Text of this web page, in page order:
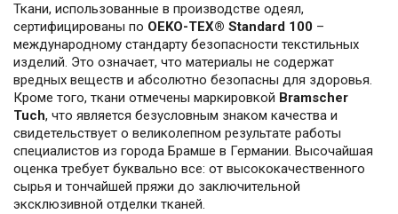
Ткани, использованные в производстве одеял,
сертифицированы по OEKO-TEX® Standard 100 –
международному стандарту безопасности текстильных
изделий. Это означает, что материалы не содержат
вредных веществ и абсолютно безопасны для здоровья.
Кроме того, ткани отмечены маркировкой Bramscher
Tuch, что является безусловным знаком качества и
свидетельствует о великолепном результате работы
специалистов из города Брамше в Германии. Высочайшая
оценка требует буквально все: от высококачественного
сырья и тончайшей пряжи до заключительной
эксклюзивной отделки тканей.